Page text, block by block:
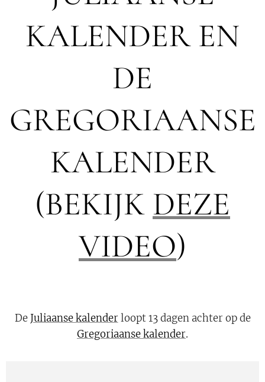
KALENDER EN
DE
GREGORIAANSE
KALENDER
(BEKIJK DEZE
VIDEO)
DeJuliaanse kalenderloopt 13 dagen achter op de
Gregoriaanse kalender.